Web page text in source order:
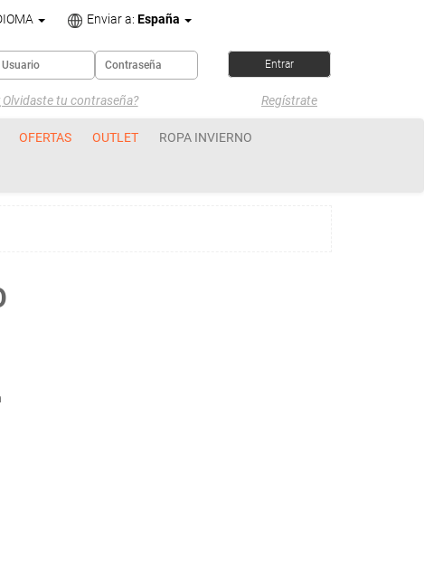
Enviar a: España
tu contraseña? Regístrate
OFERTAS OUTLET ROPA INVIERNO